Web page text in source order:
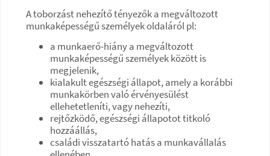
A toborzást nehezítő tényezők a megváltozott
munkaképességű személyek oldaláról pl:
a munkaerő-hiány a megváltozott
munkaképességű személyek között is
megjelenik,
kialakult egészségi állapot, amely a korábbi
munkakörben való érvényesülést
ellehetetleníti, vagy nehezíti,
rejtőzködő, egészségi állapotot titkoló
hozzáállás,
családi visszatartó hatás a munkavállalás